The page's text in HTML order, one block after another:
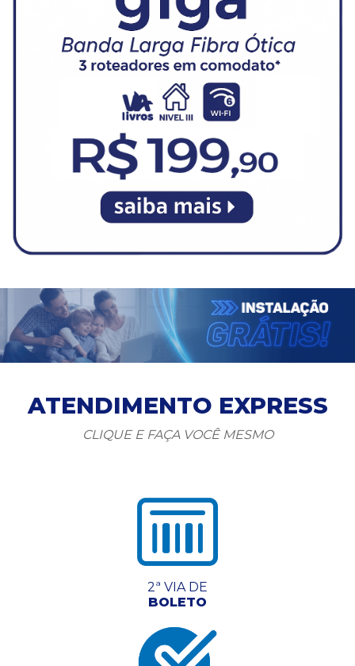
ATENDIMENTO EXPRESS
CLIQUE E FAÇA VOCÊ MESMO
2ª VIA DE
BOLETO